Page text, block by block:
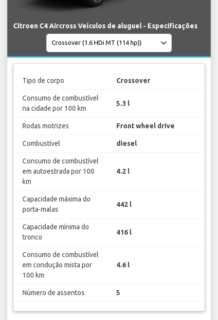
Citroen C4 Aircross Veículos de aluguel - Especificações
Tipo de corpo Crossover
Consumo de combustível
na cidade por 100 km
5.3 l
Rodas motrizes Front wheel drive
Combustível diesel
Consumo de combustível
em autoestrada por 100
km
4.2 l
Capacidade máxima do
porta-malas
442 l
Capacidade mínima do
tronco
416 l
Consumo de combustível
em condução mista por
100 km
4.6 l
Número de assentos 5